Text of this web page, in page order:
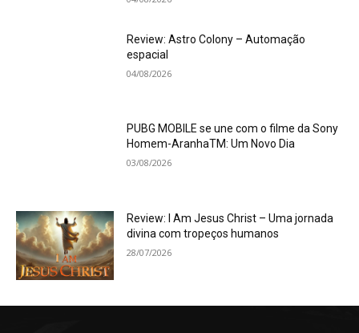
Review: Astro Colony – Automação
espacial
04/08/2026
PUBG MOBILE se une com o filme da Sony
Homem-AranhaTM: Um Novo Dia
03/08/2026
Review: I Am Jesus Christ – Uma jornada
divina com tropeços humanos
28/07/2026